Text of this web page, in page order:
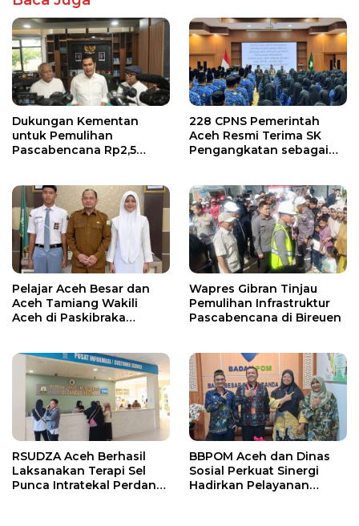
Dukungan Kementan
untuk Pemulihan
Pascabencana Rp2,5
228 CPNS Pemerintah
Aceh Resmi Terima SK
Pengangkatan sebagai
Pelajar Aceh Besar dan
Aceh Tamiang Wakili
Aceh di Paskibraka
Wapres Gibran Tinjau
Pemulihan Infrastruktur
Pascabencana di Bireuen
RSUDZA Aceh Berhasil
Laksanakan Terapi Sel
Punca Intratekal Perdana
BBPOM Aceh dan Dinas
Sosial Perkuat Sinergi
Hadirkan Pelayanan